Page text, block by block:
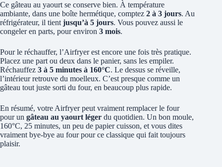
Ce gâteau au yaourt se conserve bien. À température
ambiante, dans une boîte hermétique, comptez 2 à 3 jours. Au
réfrigérateur, il tientjusqu’à 5 jours. Vous pouvez aussi le
congeler en parts, pour environ 3 mois.
Pour le réchauffer, l’Airfryer est encore une fois très pratique.
Placez une part ou deux dans le panier, sans les empiler.
Réchauffez 3 à 5 minutes à 160°C. Le dessus se réveille,
l’intérieur retrouve du moelleux. C’est presque comme un
gâteau tout juste sorti du four, en beaucoup plus rapide.
En résumé, votre Airfryer peut vraiment remplacer le four
pour un gâteau au yaourt léger du quotidien. Un bon moule,
160°C, 25 minutes, un peu de papier cuisson, et vous dites
vraiment bye-bye au four pour ce classique qui fait toujours
plaisir.